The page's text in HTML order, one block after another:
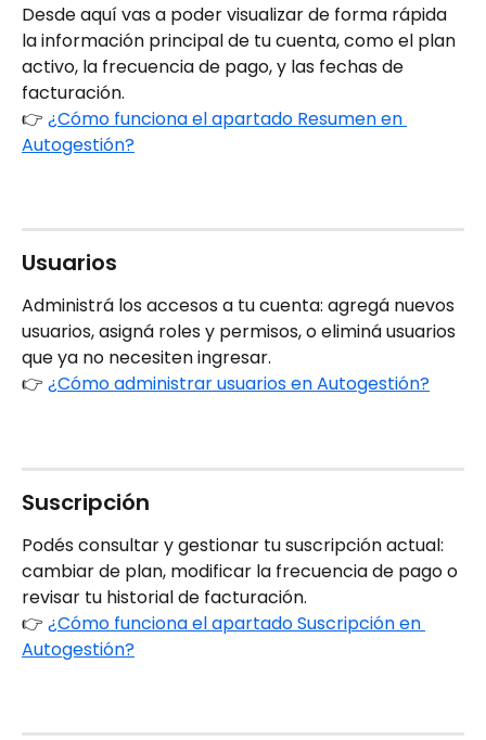
Desde aquí vas a poder visualizar de forma rápida
la información principal de tu cuenta, como el plan
activo, la frecuencia de pago, y las fechas de
facturación.
👉 ¿Cómo funciona el apartado Resumen en
Autogestión?
Usuarios
Administrá los accesos a tu cuenta: agregá nuevos
usuarios, asigná roles y permisos, o eliminá usuarios
que ya no necesiten ingresar.
👉 ¿Cómo administrar usuarios en Autogestión?
Suscripción
Podés consultar y gestionar tu suscripción actual:
cambiar de plan, modificar la frecuencia de pago o
revisar tu historial de facturación.
👉 ¿Cómo funciona el apartado Suscripción en
Autogestión?